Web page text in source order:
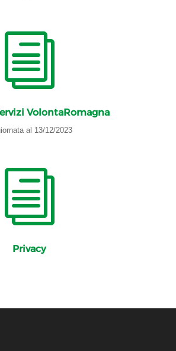
i
VolontaRomagna
al 13/12/2023
i
Privacy